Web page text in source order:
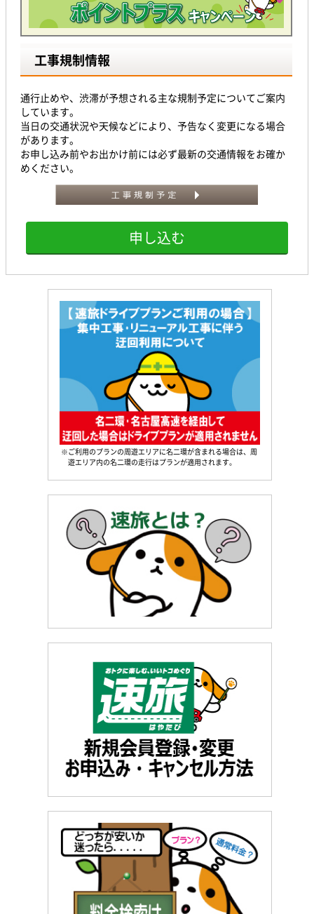
工事規制情報
通行止めや、渋滞が予想される主な規制予定についてご案内
しています。
当日の交通状況や天候などにより、予告なく変更になる場合
があります。
お申し込み前やお出かけ前には必ず最新の交通情報をお確か
めください。
申し込む
※ご利用のプランの周遊エリアに名二環が含まれる場合は、周
遊エリア内の名二環の走行はプランが適用されます。